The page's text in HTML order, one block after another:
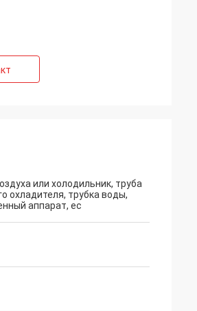
или холодильник, труба
охладителя, трубка воды,
аппарат, ec